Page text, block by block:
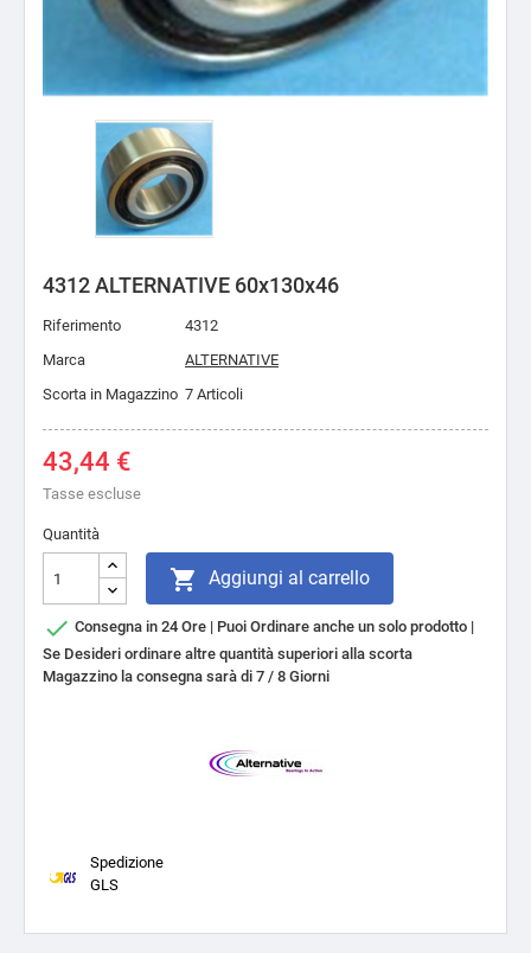
4312 ALTERNATIVE 60x130x46
Riferimento
4312
Marca
ALTERNATIVE
Scorta in Magazzino 7 Articoli
43,44 €
Tasse escluse
Quantità
 Aggiungi al carrello
 Consegna in 24 Ore | Puoi Ordinare anche un solo prodotto |
Se Desideri ordinare altre quantità superiori alla scorta
Magazzino la consegna sarà di 7 / 8 Giorni
Spedizione
GLS